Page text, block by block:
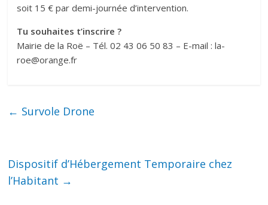
soit 15 € par demi-journée d’intervention.
Tu souhaites t’inscrire ?
Mairie de la Roë – Tél. 02 43 06 50 83 – E-mail : la-
roe@orange.fr
← Survole Drone
Dispositif d’Hébergement Temporaire chez
l’Habitant →